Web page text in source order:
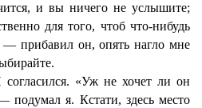
и вы ничего не услышите;
для того, чтоб что-нибудь
прибавил он, опять нагло мне
«Уж не хочет ли он
подумал я. Кстати, здесь место